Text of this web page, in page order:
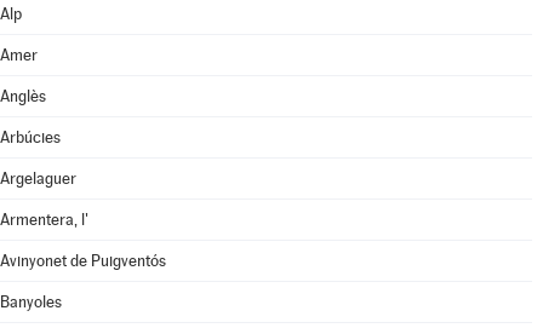
Alp
Amer
Anglès
Arbúcies
Argelaguer
Armentera, l'
Avinyonet de Puigventós
Banyoles